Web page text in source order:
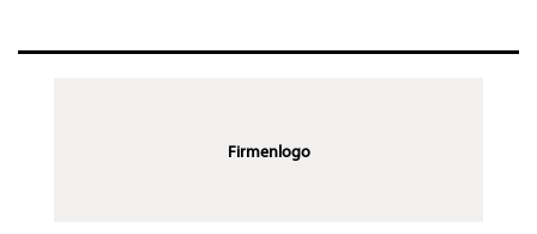
Firmenlogo